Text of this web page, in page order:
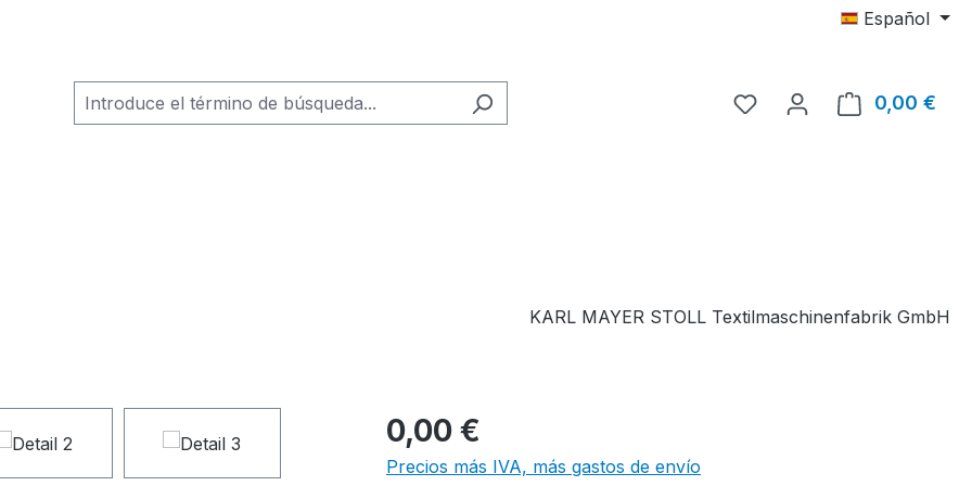
Español
Tienes 0 artículos en tu
0,00 €
KARL MAYER STOLL Textilmaschinenfabrik GmbH
0,00 €
Precios más IVA, más gastos de envío